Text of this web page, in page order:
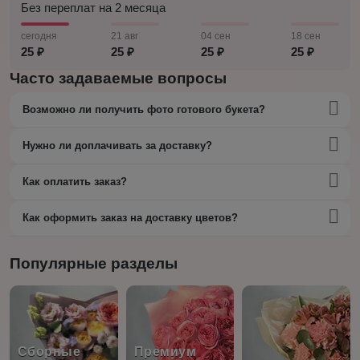
Без переплат на 2 месяца
сегодня
25 ₽
21 авг
25 ₽
04 сен
25 ₽
18 сен
25 ₽
Часто задаваемые вопросы
Возможно ли получить фото готового букета?
Нужно ли доплачивать за доставку?
Как оплатить заказ?
Как оформить заказ на доставку цветов?
Популярные разделы
Сборные
Премиум